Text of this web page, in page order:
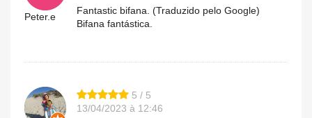
Peter.e
Fantastic bifana. (Traduzido pelo Google)
Bifana fantástica.
5 / 5
13/04/2023 à 12:46